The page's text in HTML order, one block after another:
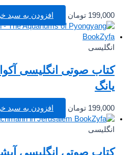
199,000 تومان افزودن به سبد
انگلیسی
کتاب صوتی انگلیسی
یانگ
199,000 تومان افزودن به سبد
انگلیسی
کتاب صوتی انگلیسی